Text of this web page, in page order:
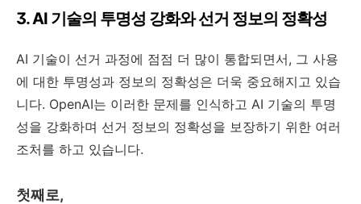
3. AI 기술의 투명성 강화와 선거 정보의 정확성
AI 기술이 선거 과정에 점점 더 많이 통합되면서, 그 사용
에 대한 투명성과 정보의 정확성은 더욱 중요해지고 있습
니다. OpenAI는 이러한 문제를 인식하고 AI 기술의 투명
성을 강화하며 선거 정보의 정확성을 보장하기 위한 여러
조처를 하고 있습니다.
첫째로,